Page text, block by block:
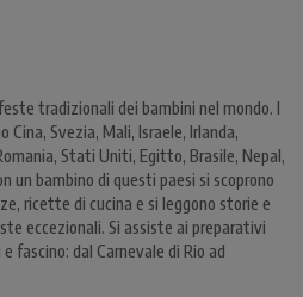
tradizionali dei bambini nel mondo. I
Svezia, Mali, Israele, Irlanda,
Stati Uniti, Egitto, Brasile, Nepal,
un bambino di questi paesi si scoprono
ricette di cucina e si leggono storie e
eccezionali. Si assiste ai preparativi
fascino: dal Carnevale di Rio ad